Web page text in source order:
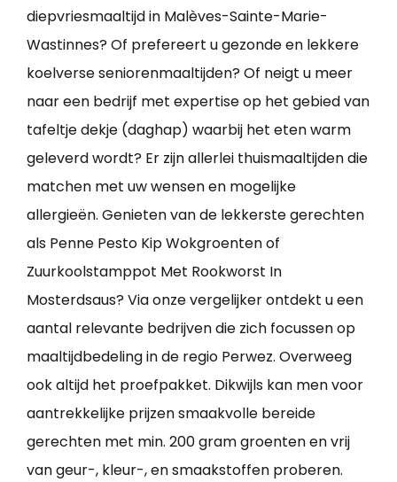
diepvriesmaaltijd in Malèves-Sainte-Marie-
Wastinnes? Of prefereert u gezonde en lekkere
koelverse seniorenmaaltijden? Of neigt u meer
naar een bedrijf met expertise op het gebied van
tafeltje dekje (daghap) waarbij het eten warm
geleverd wordt? Er zijn allerlei thuismaaltijden die
matchen met uw wensen en mogelijke
allergieën. Genieten van de lekkerste gerechten
als Penne Pesto Kip Wokgroenten of
Zuurkoolstamppot Met Rookworst In
Mosterdsaus? Via onze vergelijker ontdekt u een
aantal relevante bedrijven die zich focussen op
maaltijdbedeling in de regio Perwez. Overweeg
ook altijd het proefpakket. Dikwijls kan men voor
aantrekkelijke prijzen smaakvolle bereide
gerechten met min. 200 gram groenten en vrij
van geur-, kleur-, en smaakstoffen proberen.